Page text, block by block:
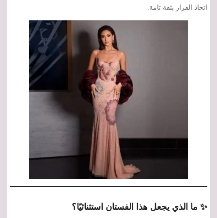
اتخاذ القرار بثقة تامة.
✨ ما الذي يجعل هذا الفستان استثنائيًا؟